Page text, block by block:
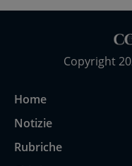
Copyright
Home
Notizie
Rubriche